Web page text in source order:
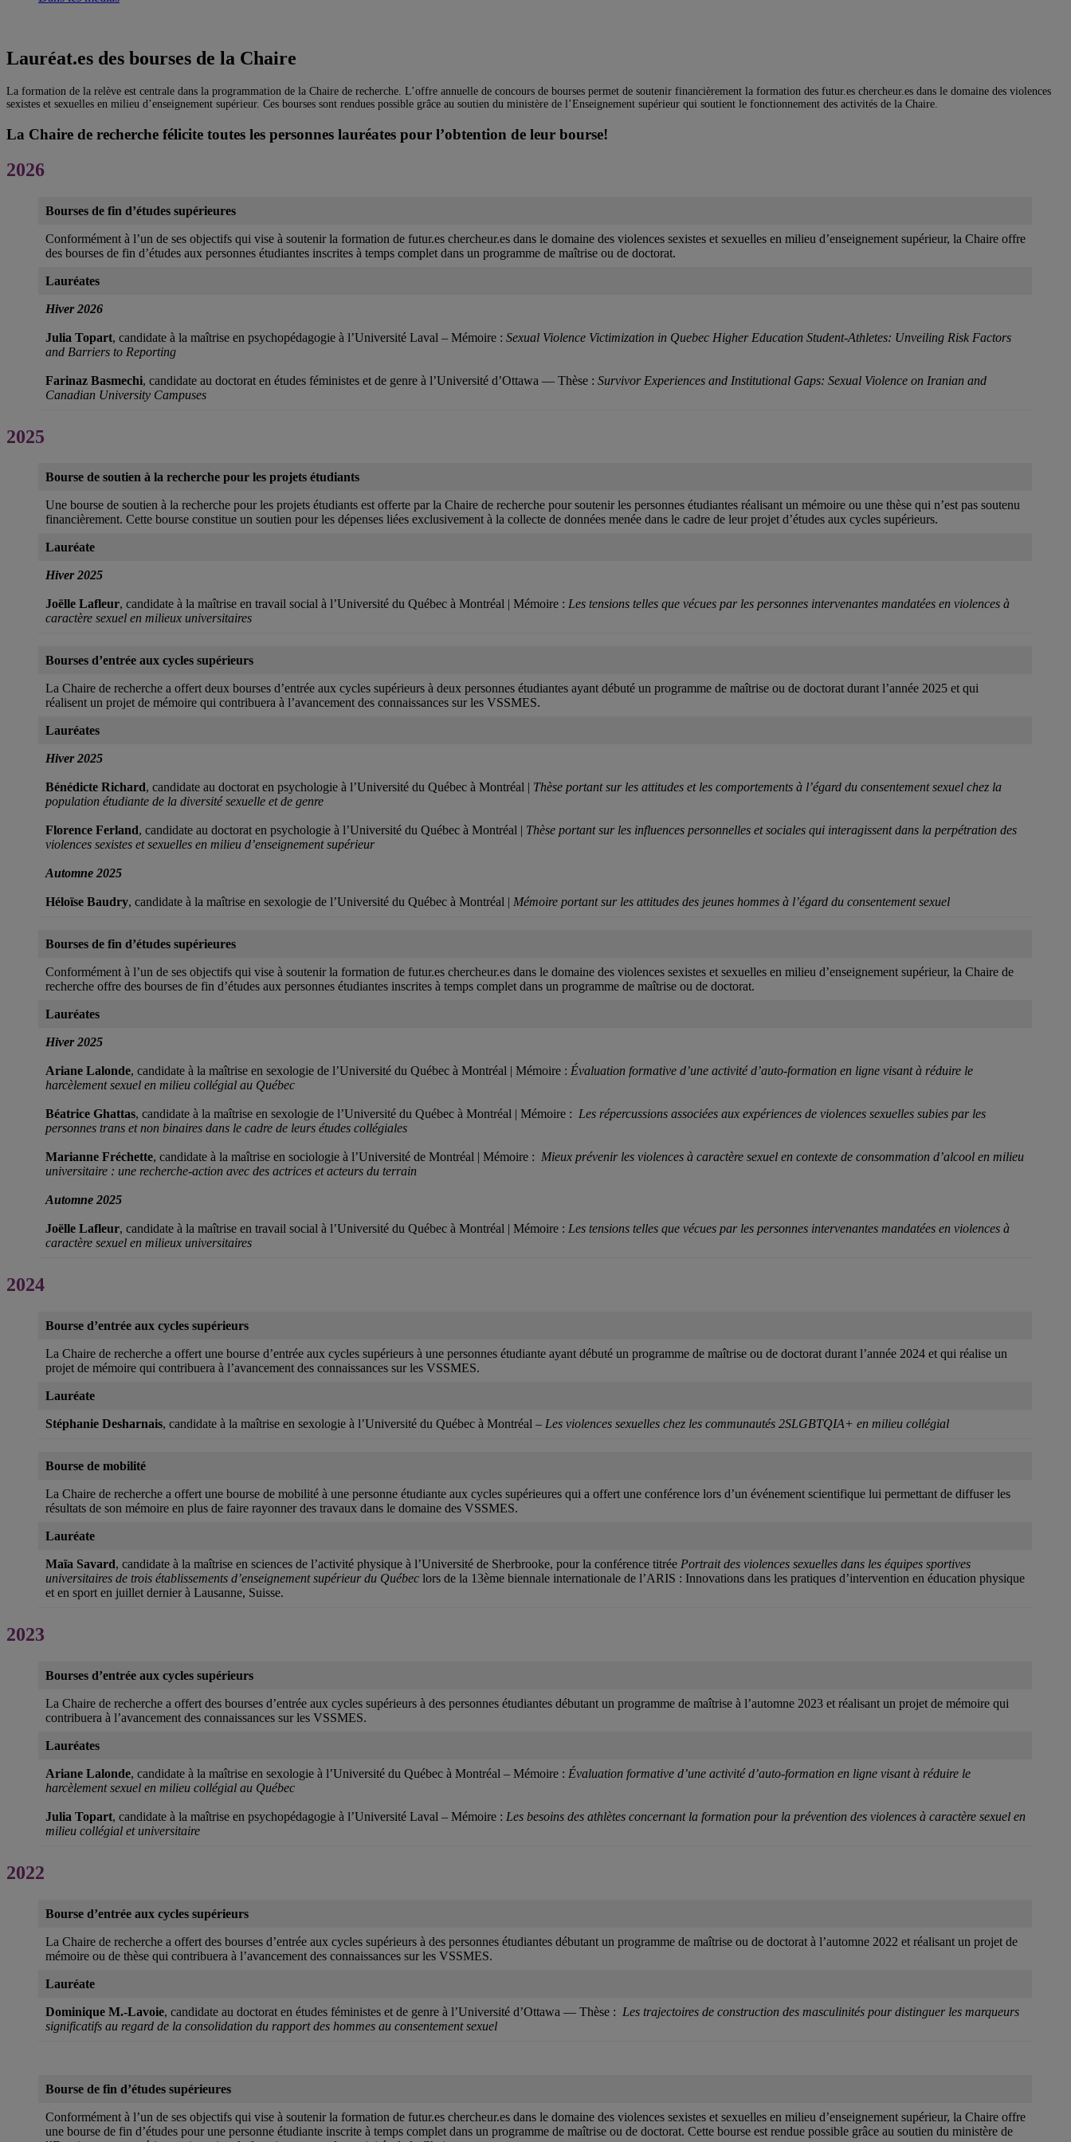
Lauréat.es des bourses de la Chaire
La formation de la relève est centrale dans la programmation de la Chaire de recherche. L’offre annuelle de concours de bourses permet de soutenir financièrement la formation des futur.es chercheur.es dans le domaine des violences
sexistes et sexuelles en milieu d’enseignement supérieur. Ces bourses sont rendues possible grâce au soutien du ministère de l’Enseignement supérieur qui soutient le fonctionnement des activités de la Chaire.
La Chaire de recherche félicite toutes les personnes lauréates pour l’obtention de leur bourse!
2026
Bourses de fin d’études supérieures
Conformément à l’un de ses objectifs qui vise à soutenir la formation de futur.es chercheur.es dans le domaine des violences sexistes et sexuelles en milieu d’enseignement supérieur, la Chaire offre
des bourses de fin d’études aux personnes étudiantes inscrites à temps complet dans un programme de maîtrise ou de doctorat.
Lauréates
Hiver 2026
Julia Topart, candidate à la maîtrise en psychopédagogie à l’Université Laval – Mémoire : Sexual Violence Victimization in Quebec Higher Education Student-Athletes: Unveiling Risk Factors
and Barriers to Reporting
Farinaz Basmechi, candidate au doctorat en études féministes et de genre à l’Université d’Ottawa — Thèse : Survivor Experiences and Institutional Gaps: Sexual Violence on Iranian and
Canadian University Campuses
2025
Bourse de soutien à la recherche pour les projets étudiants
Une bourse de soutien à la recherche pour les projets étudiants est offerte par la Chaire de recherche pour soutenir les personnes étudiantes réalisant un mémoire ou une thèse qui n’est pas soutenu
financièrement. Cette bourse constitue un soutien pour les dépenses liées exclusivement à la collecte de données menée dans le cadre de leur projet d’études aux cycles supérieurs.
Lauréate
Hiver 2025
Joëlle Lafleur, candidate à la maîtrise en travail social à l’Université du Québec à Montréal | Mémoire : Les tensions telles que vécues par les personnes intervenantes mandatées en violences à
caractère sexuel en milieux universitaires
Bourses d’entrée aux cycles supérieurs
La Chaire de recherche a offert deux bourses d’entrée aux cycles supérieurs à deux personnes étudiantes ayant débuté un programme de maîtrise ou de doctorat durant l’année 2025 et qui
réalisent un projet de mémoire qui contribuera à l’avancement des connaissances sur les VSSMES.
Lauréates
Hiver 2025
Bénédicte Richard, candidate au doctorat en psychologie à l’Université du Québec à Montréal | Thèse portant sur les attitudes et les comportements à l’égard du consentement sexuel chez la
population étudiante de la diversité sexuelle et de genre
Florence Ferland, candidate au doctorat en psychologie à l’Université du Québec à Montréal | Thèse portant sur les influences personnelles et sociales qui interagissent dans la perpétration des
violences sexistes et sexuelles en milieu d’enseignement supérieur
Automne 2025
Héloïse Baudry, candidate à la maîtrise en sexologie de l’Université du Québec à Montréal | Mémoire portant sur les attitudes des jeunes hommes à l’égard du consentement sexuel
Bourses de fin d’études supérieures
Conformément à l’un de ses objectifs qui vise à soutenir la formation de futur.es chercheur.es dans le domaine des violences sexistes et sexuelles en milieu d’enseignement supérieur, la Chaire de
recherche offre des bourses de fin d’études aux personnes étudiantes inscrites à temps complet dans un programme de maîtrise ou de doctorat.
Lauréates
Hiver 2025
Ariane Lalonde, candidate à la maîtrise en sexologie de l’Université du Québec à Montréal | Mémoire : Évaluation formative d’une activité d’auto-formation en ligne visant à réduire le
harcèlement sexuel en milieu collégial au Québec
Béatrice Ghattas, candidate à la maîtrise en sexologie de l’Université du Québec à Montréal | Mémoire : Les répercussions associées aux expériences de violences sexuelles subies par les
personnes trans et non binaires dans le cadre de leurs études collégiales
Marianne Fréchette, candidate à la maîtrise en sociologie à l’Université de Montréal | Mémoire : Mieux prévenir les violences à caractère sexuel en contexte de consommation d’alcool en milieu
universitaire : une recherche-action avec des actrices et acteurs du terrain
Automne 2025
Joëlle Lafleur, candidate à la maîtrise en travail social à l’Université du Québec à Montréal | Mémoire : Les tensions telles que vécues par les personnes intervenantes mandatées en violences à
caractère sexuel en milieux universitaires
2024
Bourse d’entrée aux cycles supérieurs
La Chaire de recherche a offert une bourse d’entrée aux cycles supérieurs à une personnes étudiante ayant débuté un programme de maîtrise ou de doctorat durant l’année 2024 et qui réalise un
projet de mémoire qui contribuera à l’avancement des connaissances sur les VSSMES.
Lauréate
Stéphanie Desharnais, candidate à la maîtrise en sexologie à l’Université du Québec à Montréal – Les violences sexuelles chez les communautés 2SLGBTQIA+ en milieu collégial
Bourse de mobilité
La Chaire de recherche a offert une bourse de mobilité à une personne étudiante aux cycles supérieures qui a offert une conférence lors d’un événement scientifique lui permettant de diffuser les
résultats de son mémoire en plus de faire rayonner des travaux dans le domaine des VSSMES.
Lauréate
Maïa Savard, candidate à la maîtrise en sciences de l’activité physique à l’Université de Sherbrooke, pour la conférence titrée Portrait des violences sexuelles dans les équipes sportives
universitaires de trois établissements d’enseignement supérieur du Québec lors de la 13ème biennale internationale de l’ARIS : Innovations dans les pratiques d’intervention en éducation physique
et en sport en juillet dernier à Lausanne, Suisse.
2023
Bourses d’entrée aux cycles supérieurs
La Chaire de recherche a offert des bourses d’entrée aux cycles supérieurs à des personnes étudiantes débutant un programme de maîtrise à l’automne 2023 et réalisant un projet de mémoire qui
contribuera à l’avancement des connaissances sur les VSSMES.
Lauréates
Ariane Lalonde, candidate à la maîtrise en sexologie à l’Université du Québec à Montréal – Mémoire : Évaluation formative d’une activité d’auto-formation en ligne visant à réduire le
harcèlement sexuel en milieu collégial au Québec
Julia Topart, candidate à la maîtrise en psychopédagogie à l’Université Laval – Mémoire : Les besoins des athlètes concernant la formation pour la prévention des violences à caractère sexuel en
milieu collégial et universitaire
2022
Bourse d’entrée aux cycles supérieurs
La Chaire de recherche a offert des bourses d’entrée aux cycles supérieurs à des personnes étudiantes débutant un programme de maîtrise ou de doctorat à l’automne 2022 et réalisant un projet de
mémoire ou de thèse qui contribuera à l’avancement des connaissances sur les VSSMES.
Lauréate
Dominique M.-Lavoie, candidate au doctorat en études féministes et de genre à l’Université d’Ottawa — Thèse : Les trajectoires de construction des masculinités pour distinguer les marqueurs
significatifs au regard de la consolidation du rapport des hommes au consentement sexuel
Bourse de fin d’études supérieures
Conformément à l’un de ses objectifs qui vise à soutenir la formation de futur.es chercheur.es dans le domaine des violences sexistes et sexuelles en milieu d’enseignement supérieur, la Chaire offre
une bourse de fin d’études pour une personne étudiante inscrite à temps complet dans un programme de maîtrise ou de doctorat. Cette bourse est rendue possible grâce au soutien du ministère de